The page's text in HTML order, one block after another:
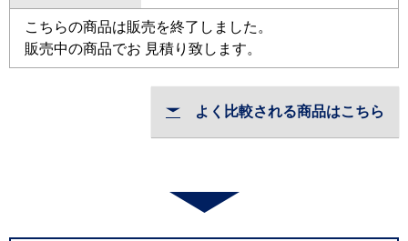
こちらの商品は販売を終了しました。
販売中の商品でお 見積り致します。
よく比較される商品はこちら